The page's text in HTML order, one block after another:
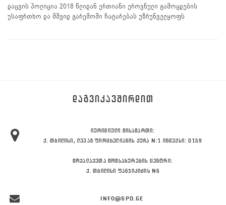
დაცვის პოლიცია 2018 წლიდან ერთიანი ეროვნული გამოცდების
უსაფრთხო და მშვიდ გარემოში ჩატარებას უზრუნველყოფს
ᲓᲐᲒᲕᲘᲙᲐᲕᲨᲘᲠᲓᲘᲗ
ᲘᲣᲠᲘᲓᲘᲣᲚᲘ ᲛᲘᲡᲐᲛᲐᲠᲗᲘ:
Ქ. ᲗᲑᲘᲚᲘᲡᲘ, ᲚᲔᲕᲐᲜ ᲤᲘᲠᲪᲮᲔᲚᲘᲐᲜᲘᲡ ᲥᲣᲩᲐ N:1 ᲘᲜᲓᲔᲥᲡᲘ: 0159
ᲛᲝᲥᲐᲚᲐᲥᲔᲗᲐ ᲛᲝᲛᲡᲐᲮᲣᲠᲔᲑᲘᲡ ᲪᲔᲜᲢᲠᲘ:
Ქ. ᲗᲑᲘᲚᲘᲡᲘ ᲤᲐᲜᲯᲘᲙᲘᲫᲘᲡ N6
INFO@SPD.GE